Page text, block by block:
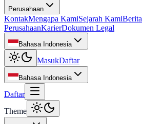
Perusahaan
KontakMengapa KamiSejarah KamiBerita
PerusahaanKarierDokumen Legal
Bahasa Indonesia
MasukDaftar
Bahasa Indonesia
Daftar
Theme